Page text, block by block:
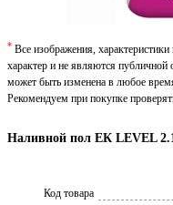
Наливной пол ЕК LEVEL
Код товара
* Все изображения,
характер и не являются
может быть изменена в любое
Рекомендуем при покупке